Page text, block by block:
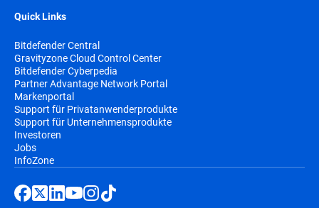
Quick Links
Bitdefender Central
Gravityzone Cloud Control Center
Bitdefender Cyberpedia
Partner Advantage Network Portal
Markenportal
Support für Privatanwenderprodukte
Support für Unternehmensprodukte
Investoren
Jobs
InfoZone